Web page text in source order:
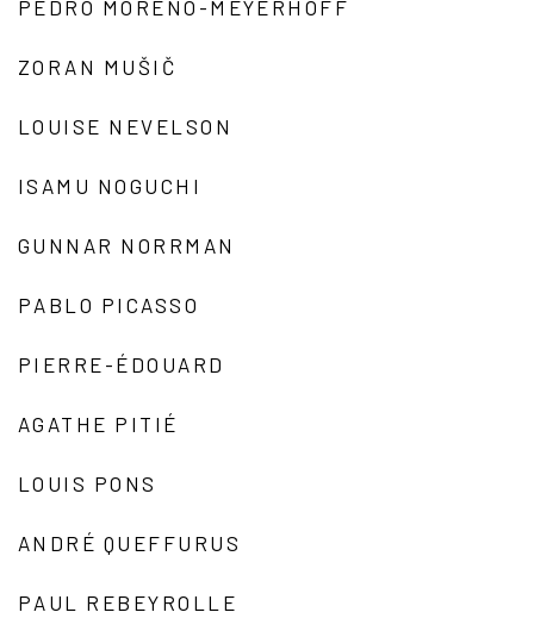
PEDRO MORENO-MEYERHOFF
ZORAN MUŠIČ
LOUISE NEVELSON
ISAMU NOGUCHI
GUNNAR NORRMAN
PABLO PICASSO
PIERRE-ÉDOUARD
AGATHE PITIÉ
LOUIS PONS
ANDRÉ QUEFFURUS
PAUL REBEYROLLE